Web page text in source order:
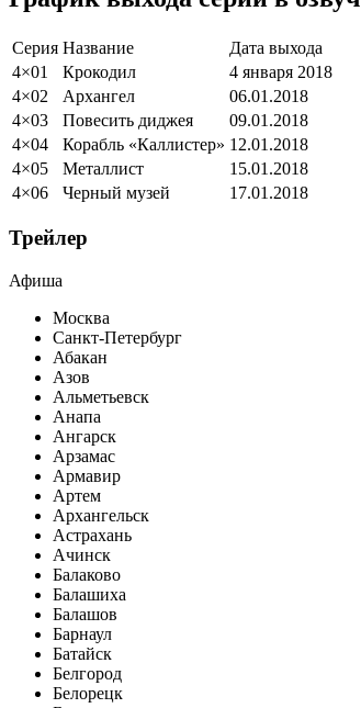
Серия Название
Дата выхода
4×01
Крокодил 4 января 2018
4×02
Архангел 06.01 .2018
4×03
Повесить диджея 09.01 .2018
4×04
Корабль «Каллистер» 12.01 .2018
4×05
Металлист 15.01 .2018
4×06
Черный музей 17.01 .2018
Трейлер
Афиша
Москва
Санкт-Петербург
Абакан
Азов
Альметьевск
Анапа
Ангарск
Арзамас
Армавир
Артем
Архангельск
Астрахань
Ачинск
Балаково
Балашиха
Балашов
Барнаул
Батайск
Белгород
Белорецк